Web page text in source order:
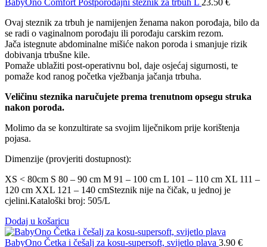
Ovaj steznik za trbuh je namijenjen ženama nakon porođaja, bilo da
se radi o vaginalnom porođaju ili porođaju carskim rezom.
Jača istegnute abdominalne mišiće nakon poroda i smanjuje rizik
dobivanja trbušne kile.
Pomaže ublažiti post-operativnu bol, daje osjećaj sigurnosti, te
pomaže kod ranog početka vježbanja jačanja trbuha.
Veličinu steznika naručujete prema trenutnom opsegu struka
nakon poroda.
Molimo da se konzultirate sa svojim liječnikom prije korištenja
pojasa.
Dimenzije (provjeriti dostupnost):
XS < 80cm S 80 – 90 cm M 91 – 100 cm L 101 – 110 cm XL 111 –
120 cm XXL 121 – 140 cmSteznik nije na čičak, u jednoj je
cjelini.Kataloški broj: 505/L
Dodaj u košaricu
BabyOno Četka i češalj za kosu-supersoft, svijetlo plava 3.90 €